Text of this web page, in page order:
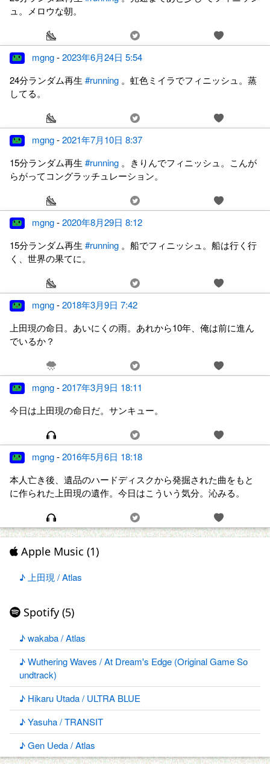
ュ。メロウな朝。
mgng-2023年6月24日 5:54
24分ランダム再生 #running 。虹色ミイラでフィニッシュ。蒸
してる。
mgng-2021年7月10日 8:37
15分ランダム再生 #running 。きりんでフィニッシュ。こんが
らがってコングラッチュレーション。
mgng-2020年8月29日 8:12
15分ランダム再生 #running 。船でフィニッシュ。船は行く行
く、世界の果てに。
mgng-2018年3月9日 7:42
上田現の命日。あいにくの雨。あれから10年、俺は前に進ん
でいるか？
mgng-2017年3月9日 18:11
今日は上田現の命日だ。サンキュー。
mgng-2016年5月6日 18:18
本人亡き後、遺品のハードディスクから発掘された曲をもと
に作られた上田現の遺作。今日はこういう気分。沁みる。
Apple Music (1)
♪ 上田現 / Atlas
Spotify (5)
♪ wakaba / Atlas
♪ Wuthering Waves / At Dream's Edge (Original Game So
undtrack)
♪ Hikaru Utada / ULTRA BLUE
♪ Yasuha / TRANSIT
♪ Gen Ueda / Atlas